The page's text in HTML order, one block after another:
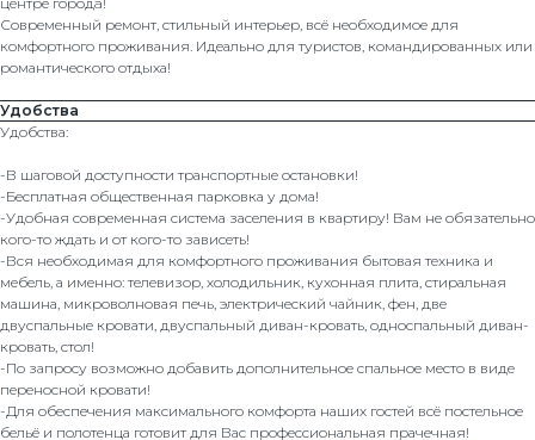
Современный ремонт, стильный интерьер, всё необходимое для
комфортного проживания. Идеально для туристов, командированных или
романтического отдыха!
Удобства
Удобства:
-В шаговой доступности транспортные остановки!
-Бесплатная общественная парковка у дома!
-Удобная современная система заселения в квартиру! Вам не обязательно
кого-то ждать и от кого-то зависеть!
-Вся необходимая для комфортного проживания бытовая техника и
мебель, а именно: телевизор, холодильник, кухонная плита, стиральная
машина, микроволновая печь, электрический чайник, фен, две
двуспальные кровати, двуспальный диван-кровать, односпальный диван-
кровать, стол!
-По запросу возможно добавить дополнительное спальное место в виде
переносной кровати!
-Для обеспечения максимального комфорта наших гостей всё постельное
бельё и полотенца готовит для Вас профессиональная прачечная!